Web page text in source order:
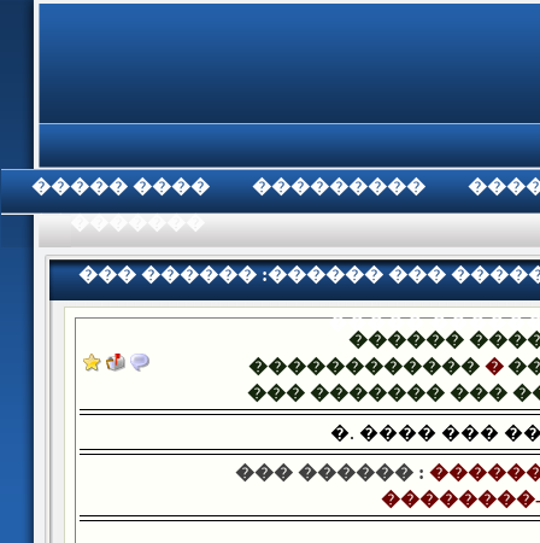
���� ����� ���������
��� ������ :������ ���
�����
������
�������������
��� ������� ���
�. ���� ���
��� ������ :